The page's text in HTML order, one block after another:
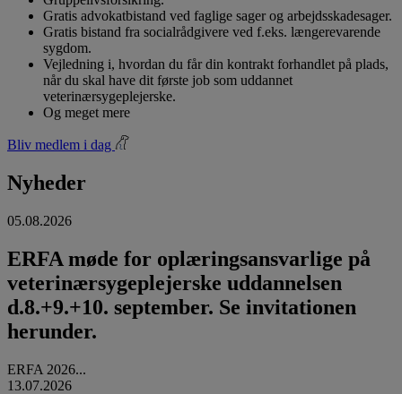
Gratis advokatbistand ved faglige sager og arbejdsskadesager.
Gratis bistand fra socialrådgivere ved f.eks. længerevarende
sygdom.
Vejledning i, hvordan du får din kontrakt forhandlet på plads,
når du skal have dit første job som uddannet
veterinærsygeplejerske.
Og meget mere
Bliv medlem i dag
Nyheder
05.08.2026
ERFA møde for oplæringsansvarlige på
veterinærsygeplejerske uddannelsen
d.8.+9.+10. september. Se invitationen
herunder.
ERFA 2026...
13.07.2026